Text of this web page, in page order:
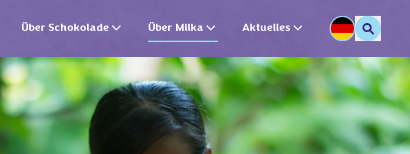
Über Schokolade Über Milka Aktuelles